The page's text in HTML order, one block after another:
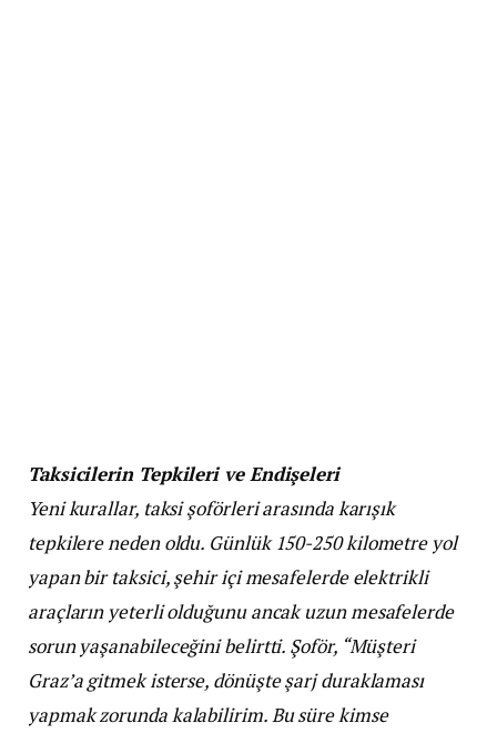
Taksicilerin Tepkileri ve Endişeleri
Yeni kurallar, taksi şoförleri arasında karışık
tepkilere neden oldu. Günlük 150-250 kilometre yol
yapan bir taksici, şehir içi mesafelerde elektrikli
araçların yeterli olduğunu ancak uzun mesafelerde
sorun yaşanabileceğini belirtti. Şoför, “Müşteri
Graz’a gitmek isterse, dönüşte şarj duraklaması
yapmak zorunda kalabilirim. Bu süre kimse